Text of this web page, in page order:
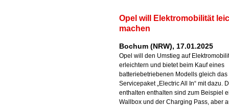
Opel will Elektromobilität
machen
Bochum (NRW), 17.01.2025
Opel will den Umstieg auf
erleichtern und bietet beim Kauf eines
batteriebetriebenen Modells gleich das
Servicepaket „Electric All In“ mit dazu.
enthalten enthalten sind zum Beispiel
Wallbox und der Charging Pass, aber